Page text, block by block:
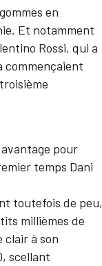
en
Et notamment
Rossi, qui a
commençaient
pour
temps Dani
toutefois de peu,
millièmes de
clair à son
scellant